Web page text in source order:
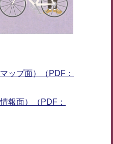
ップ面）（PDF：
報面）（PDF：